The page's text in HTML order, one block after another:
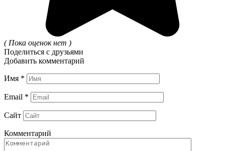
( Пока оценок нет )
Поделиться с друзьями
Добавить комментарий
Имя *
Email *
Сайт
Комментарий